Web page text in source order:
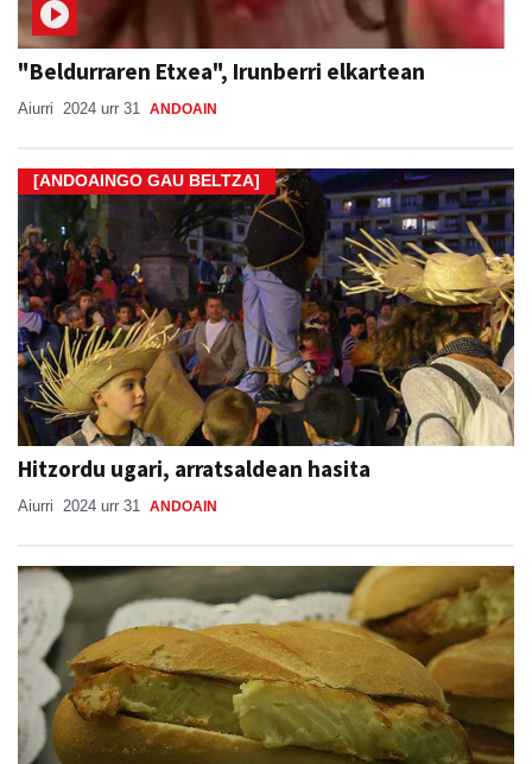
"Beldurraren Etxea", Irunberri elkartean
Aiurri 2024 urr 31 ANDOAIN
[ANDOAINGO GAU BELTZA]
Hitzordu ugari, arratsaldean hasita
Aiurri 2024 urr 31 ANDOAIN